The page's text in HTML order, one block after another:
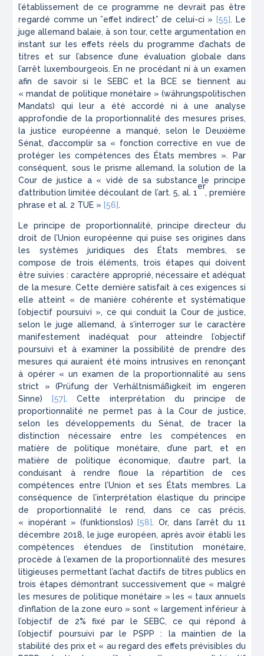
l’établissement de ce programme ne devrait pas être
regardé comme un ”effet indirect” de celui-ci » [55]. Le
juge allemand balaie, à son tour, cette argumentation en
instant sur les effets réels du programme d’achats de
titres et sur l’absence d’une évaluation globale dans
l’arrêt luxembourgeois. En ne procédant ni à un examen
afin de savoir si le SEBC et la BCE se tiennent au
« mandat de politique monétaire » (währungspolitischen
Mandats) qui leur a été accordé ni à une analyse
approfondie de la proportionnalité des mesures prises,
la justice européenne a manqué, selon le Deuxième
Sénat, d’accomplir sa « fonction corrective en vue de
protéger les compétences des États membres ». Par
conséquent, sous le prisme allemand, la solution de la
Cour de justice a « vidé de sa substance le principe
d’attribution limitée découlant de l’art. 5, al. 1
er
, première
phrase et al. 2 TUE » [56].
Le principe de proportionnalité, principe directeur du
droit de l’Union européenne qui puise ses origines dans
les systèmes juridiques des États membres, se
compose de trois éléments, trois étapes qui doivent
être suivies : caractère approprié, nécessaire et adéquat
de la mesure. Cette dernière satisfait à ces exigences si
elle atteint « de manière cohérente et systématique
l’objectif poursuivi », ce qui conduit la Cour de justice,
selon le juge allemand, à s’interroger sur le caractère
manifestement inadéquat pour atteindre l’objectif
poursuivi et à examiner la possibilité de prendre des
mesures qui auraient été moins intrusives en renonçant
à opérer « un examen de la proportionnalité au sens
strict » (Prüfung der Verhältnismäßigkeit im engeren
Sinne) [57]. Cette interprétation du principe de
proportionnalité ne permet pas à la Cour de justice,
selon les développements du Sénat, de tracer la
distinction nécessaire entre les compétences en
matière de politique monétaire, d’une part, et en
matière de politique économique, d’autre part, la
conduisant à rendre floue la répartition de ces
compétences entre l’Union et ses États membres. La
conséquence de l’interprétation élastique du principe
de proportionnalité le rend, dans ce cas précis,
« inopérant » (funktionslos) [58]. Or, dans l’arrêt du 11
décembre 2018, le juge européen, après avoir établi les
compétences étendues de l’institution monétaire,
procède à l’examen de la proportionnalité des mesures
litigieuses permettant l’achat d’actifs de titres publics en
trois étapes démontrant successivement que « malgré
les mesures de politique monétaire » les « taux annuels
d’inflation de la zone euro » sont « largement inférieur à
l’objectif de 2% fixé par le SEBC, ce qui répond à
l’objectif poursuivi par le PSPP : la maintien de la
stabilité des prix et « au regard des effets prévisibles du